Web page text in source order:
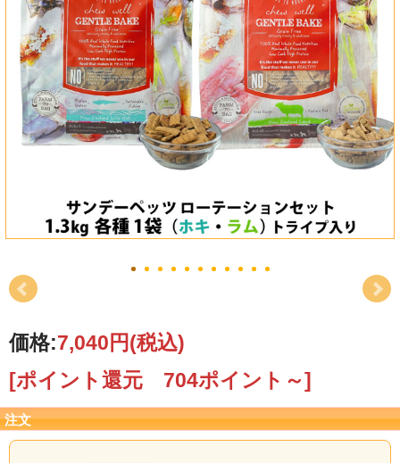
価格:7,040円(税込)
[ポイント還元 704ポイント～]
注文